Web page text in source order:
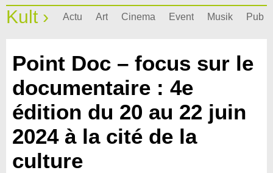
Kult › Actu Art Cinema Event Musik Pub
Point Doc – focus sur le
documentaire : 4e
édition du 20 au 22 juin
2024 à la cité de la
culture